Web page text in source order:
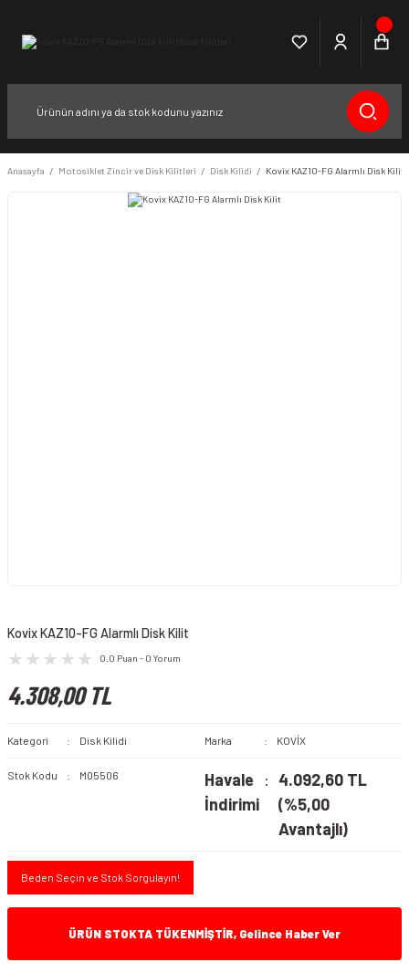
Anasayfa Motosiklet Zincir ve Disk Kilitleri Disk Kilidi Kovix KAZ10-FG Alarmlı Disk Kilit
Kovix KAZ10-FG Alarmlı Disk Kilit
0.0 Puan - 0 Yorum
4.308,00 TL
Kategori Disk Kilidi Marka KOVİX
Stok Kodu M05506
Havale
İndirimi
4.092,60 TL
(%5,00
Avantajlı)
Beden Seçin ve Stok Sorgulayın!
ÜRÜN STOKTA TÜKENMİŞTİR, Gelince Haber Ver